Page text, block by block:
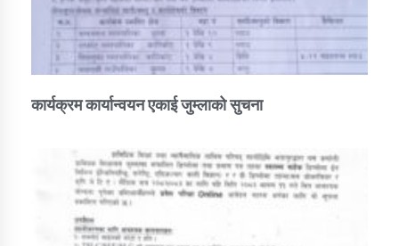
कार्यक्रम कार्यान्वयन एकाई जुम्लाको सुचना